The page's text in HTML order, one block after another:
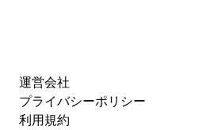
運営会社
プライバシーポリシー
利用規約